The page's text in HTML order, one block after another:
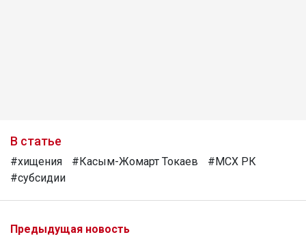
В статье
#хищения #Касым-Жомарт Токаев
#МСХ РК
#субсидии
Предыдущая новость